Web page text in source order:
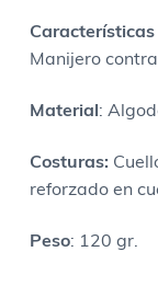
d
Características
Manijero
Material :
Costuras:
reforzado en
Peso: 120 gr.